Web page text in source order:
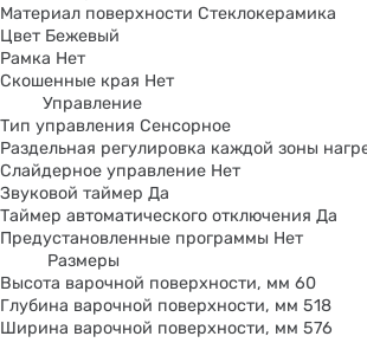
Материал поверхности Стеклокерамика
Цвет Бежевый
Рамка Нет
Скошенные края Нет
Управление
Тип управления Сенсорное
Раздельная регулировка каждой зоны
Слайдерное управление Нет
Звуковой таймер Да
Таймер автоматического отключения Да
Предустановленные программы Нет
Размеры
Высота варочной поверхности, мм 60
Глубина варочной поверхности, мм 518
Ширина варочной поверхности, мм 576